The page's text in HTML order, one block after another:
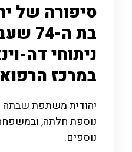
סיפורה של
בת ה-
ניתוחי דה-
במרכז
יהודית משתפת שבתה
נוספת חלתה,
נוספים.